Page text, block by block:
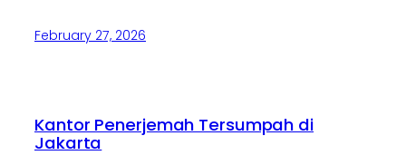
February 27, 2026
Kantor Penerjemah Tersumpah di
Jakarta